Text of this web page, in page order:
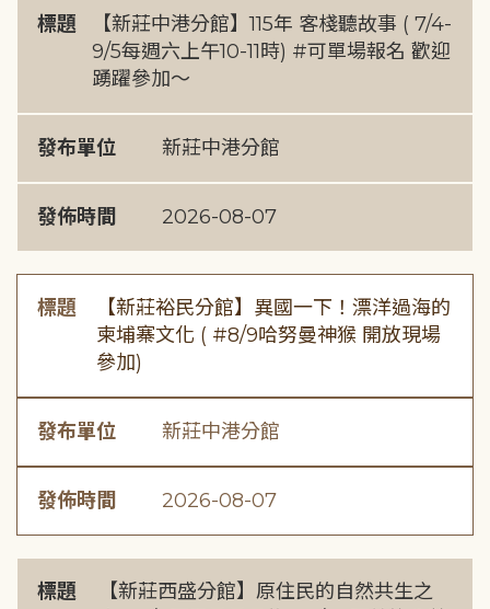
標題
【新莊中港分館】115年 客棧聽故事 ( 7/4-
9/5每週六上午10-11時) #可單場報名 歡迎
踴躍參加～
發布單位 新莊中港分館
發佈時間 2026-08-07
標題
【新莊裕民分館】異國一下！漂洋過海的
柬埔寨文化 ( #8/9哈努曼神猴 開放現場
參加)
發布單位 新莊中港分館
發佈時間 2026-08-07
標題
【新莊西盛分館】原住民的自然共生之